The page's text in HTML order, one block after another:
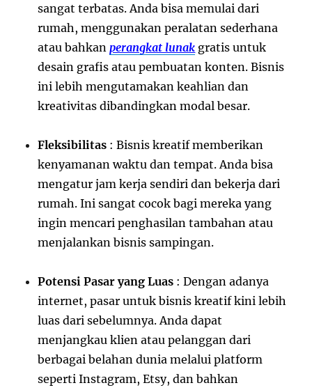
sangat terbatas. Anda bisa memulai dari
rumah, menggunakan peralatan sederhana
atau bahkanperangkat lunak gratis untuk
desain grafis atau pembuatan konten. Bisnis
ini lebih mengutamakan keahlian dan
kreativitas dibandingkan modal besar.
Fleksibilitas : Bisnis kreatif memberikan
kenyamanan waktu dan tempat. Anda bisa
mengatur jam kerja sendiri dan bekerja dari
rumah. Ini sangat cocok bagi mereka yang
ingin mencari penghasilan tambahan atau
menjalankan bisnis sampingan.
Potensi Pasar yang Luas : Dengan adanya
internet, pasar untuk bisnis kreatif kini lebih
luas dari sebelumnya. Anda dapat
menjangkau klien atau pelanggan dari
berbagai belahan dunia melalui platform
seperti Instagram, Etsy, dan bahkan